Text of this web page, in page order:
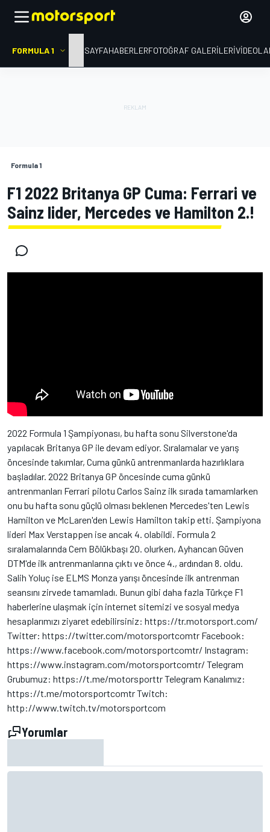
FORMULA 1 ANA SAYFAHABERLERFOTOĞRAF GALERILERI
Formula 1
F1 2022 Britanya GP Cuma: Ferrari ve
Sainz lider, Mercedes ve Hamilton 2.!
2022 Formula 1 Şampiyonası, bu hafta sonu Silverstone'da
yapılacak Britanya GP ile devam ediyor. Sıralamalar ve yarış
öncesinde takımlar, Cuma günkü antrenmanlarda hazırlıklara
başladılar. 2022 Britanya GP öncesinde cuma günkü
antrenmanları Ferrari pilotu Carlos Sainz ilk sırada tamamlarken
onu bu hafta sonu güçlü olması beklenen Mercedes'ten Lewis
Hamilton ve McLaren'den Lewis Hamilton takip etti. Şampiyona
lideri Max Verstappen ise ancak 4. olabildi. Formula 2
sıralamalarında Cem Bölükbaşı 20. olurken, Ayhancan Güven
DTM'de ilk antrenmanlarına çıktı ve önce 4., ardından 8. oldu.
Salih Yoluç ise ELMS Monza yarışı öncesinde ilk antrenman
seansını zirvede tamamladı. Bunun gibi daha fazla Türkçe F1
haberlerine ulaşmak için internet sitemizi ve sosyal medya
hesaplarımızı ziyaret edebilirsiniz: https://tr.motorsport.com/
Twitter: https://twitter.com/motorsportcomtr Facebook:
https://www.facebook.com/motorsportcomtr/ Instagram:
https://www.instagram.com/motorsportcomtr/ Telegram
Grubumuz: https://t.me/motorsporttr Telegram Kanalımız:
https://t.me/motorsportcomtr Twitch:
http://www.twitch.tv/motorsportcom
Yorumlar